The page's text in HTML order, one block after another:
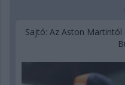
Sajtó: Az Aston